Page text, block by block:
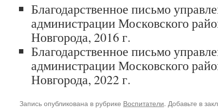
Благодарственное письмо
администрации Московского
Новгорода, 2016 г.
Благодарственное письмо
администрации Московского
Новгорода, 2022 г.
Запись опубликована в рубрике Воспитатели. Добавьте в